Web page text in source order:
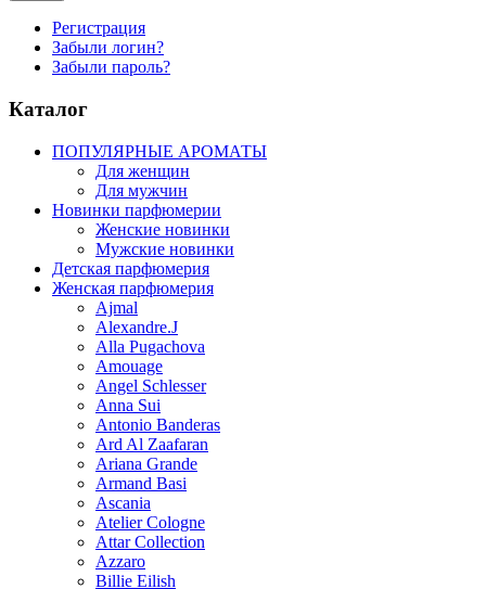
Регистрация
Забыли логин?
Забыли пароль?
Каталог
ПОПУЛЯРНЫЕ АРОМАТЫ
Для женщин
Для мужчин
Новинки парфюмерии
Женские новинки
Мужские новинки
Детская парфюмерия
Женская парфюмерия
Ajmal
Alexandre.J
Alla Pugachova
Amouage
Angel Schlesser
Anna Sui
Antonio Banderas
Ard Al Zaafaran
Ariana Grande
Armand Basi
Ascania
Atelier Cologne
Attar Collection
Azzaro
Billie Eilish